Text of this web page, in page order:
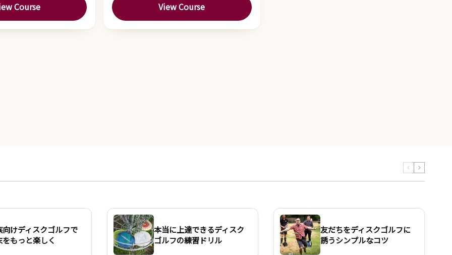
Course View Course
向けディスクゴルフで
をもっと楽しく
本当に上達できるディスク
ゴルフの練習ドリル
友だちをディスクゴルフに
誘うシンプルなコツ